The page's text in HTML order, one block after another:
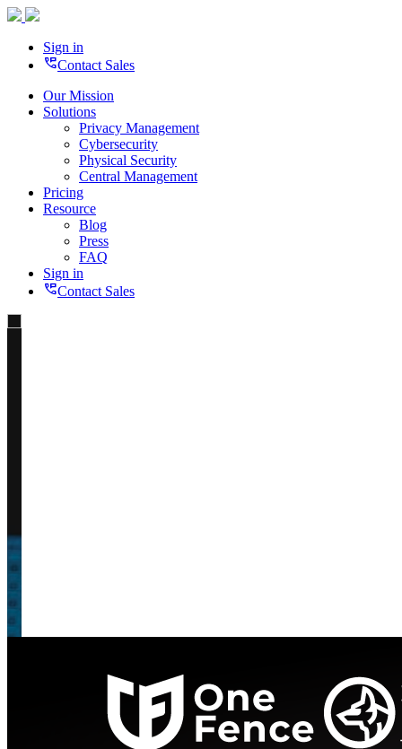
Sign in
perm_phone_msgContact Sales
Our Mission
Solutions
Privacy Management
Cybersecurity
Physical Security
Central Management
Pricing
Resource
Blog
Press
FAQ
Sign in
perm_phone_msgContact Sales